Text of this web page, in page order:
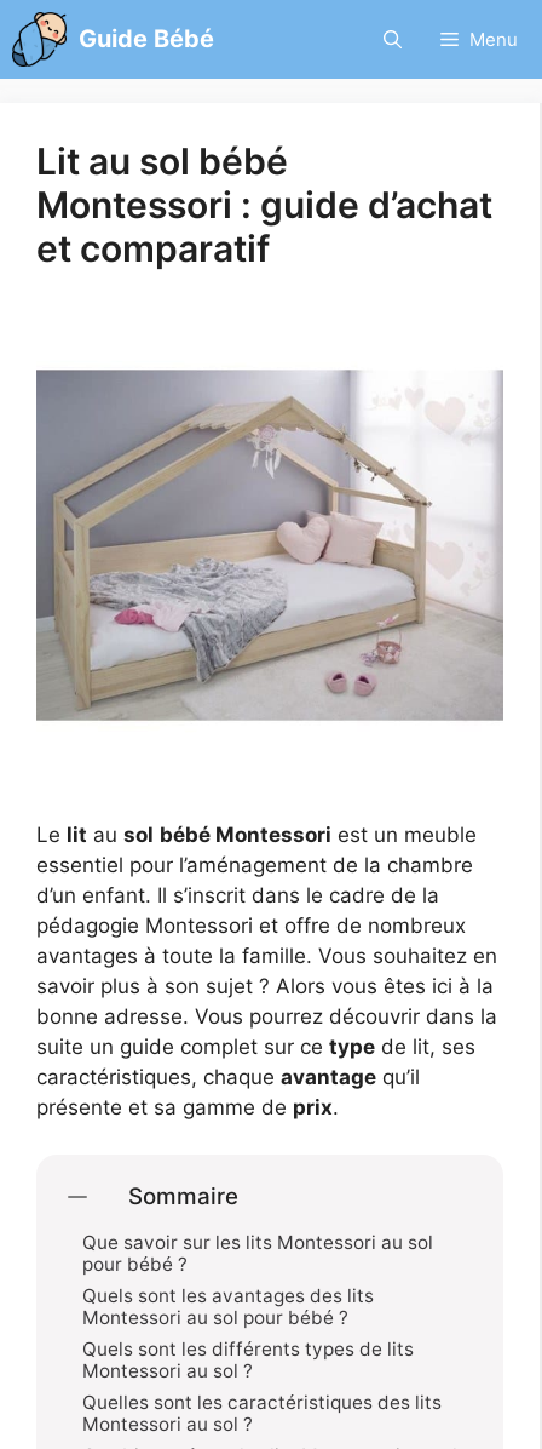
Aller
au
contenu
Guide Bébé Menu
Lit au sol bébé
Montessori : guide d’achat
et comparatif
Le lit au sol bébé Montessori est un meuble
essentiel pour l’aménagement de la chambre
d’un enfant. Il s’inscrit dans le cadre de la
pédagogie Montessori et offre de nombreux
avantages à toute la famille. Vous souhaitez en
savoir plus à son sujet ? Alors vous êtes ici à la
bonne adresse. Vous pourrez découvrir dans la
suite un guide complet sur ce type de lit, ses
caractéristiques, chaque avantage qu’il
présente et sa gamme de prix.
Sommaire
Que savoir sur les lits Montessori au sol
pour bébé ?
Quels sont les avantages des lits
Montessori au sol pour bébé ?
Quels sont les différents types de lits
Montessori au sol ?
Quelles sont les caractéristiques des lits
Montessori au sol ?